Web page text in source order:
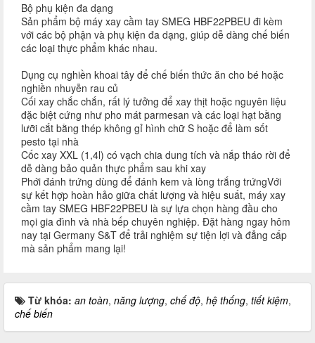
Bộ phụ kiện đa dạng
Sản phẩm bộ máy xay cầm tay SMEG HBF22PBEU đi kèm
với các bộ phận và phụ kiện đa dạng, giúp dễ dàng chế biến
các loại thực phẩm khác nhau.
Dụng cụ nghiền khoai tây để chế biến thức ăn cho bé hoặc
nghiền nhuyễn rau củ
Cối xay chắc chắn, rất lý tưởng để xay thịt hoặc nguyên liệu
đặc biệt cứng như pho mát parmesan và các loại hạt bằng
lưỡi cắt bằng thép không gỉ hình chữ S hoặc để làm sốt
pesto tại nhà
Cốc xay XXL (1,4l) có vạch chia dung tích và nắp tháo rời để
dễ dàng bảo quản thực phẩm sau khi xay
Phới đánh trứng dùng để đánh kem và lòng trắng trứngVới
sự kết hợp hoàn hảo giữa chất lượng và hiệu suất, máy xay
cầm tay SMEG HBF22PBEU là sự lựa chọn hàng đầu cho
mọi gia đình và nhà bếp chuyên nghiệp. Đặt hàng ngay hôm
nay tại Germany S&T để trải nghiệm sự tiện lợi và đẳng cấp
mà sản phẩm mang lại!
Từ khóa: an toàn, năng lượng, chế độ, hệ thống, tiết kiệm,
chế biến